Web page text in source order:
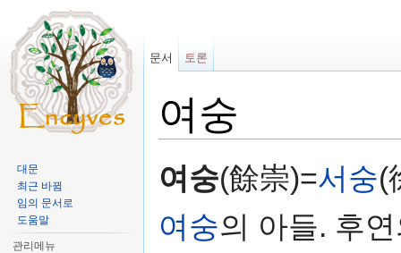
여숭
여숭(餘崇)=서숭(
여숭의 아들. 후
문서 토론
대문
최근 바뀜
임의 문서로
도움말
관리메뉴